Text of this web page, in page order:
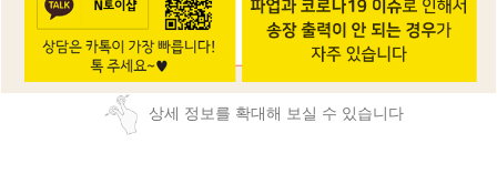
상세 정보를 확대해 보실 수 있습니다